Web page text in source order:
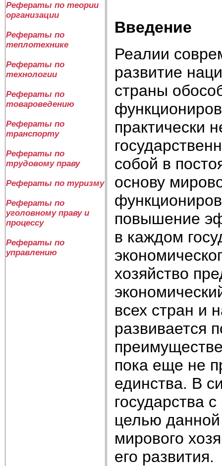
Рефераты по теории
организации
Рефераты по
теплотехнике
Рефераты по
технологии
Рефераты по
товароведению
Рефераты по
транспорту
Рефераты по
трудовому праву
Рефераты по туризму
Рефераты по
уголовному праву и
процессу
Рефераты по
управлению
Введение
Реалии
развитие
страны
практически
собой в
основу
повышение
в каждом
хозяйство
всех стран и
развивается
пока еще не
единства. В
государства
целью данной
мирового
его развития.